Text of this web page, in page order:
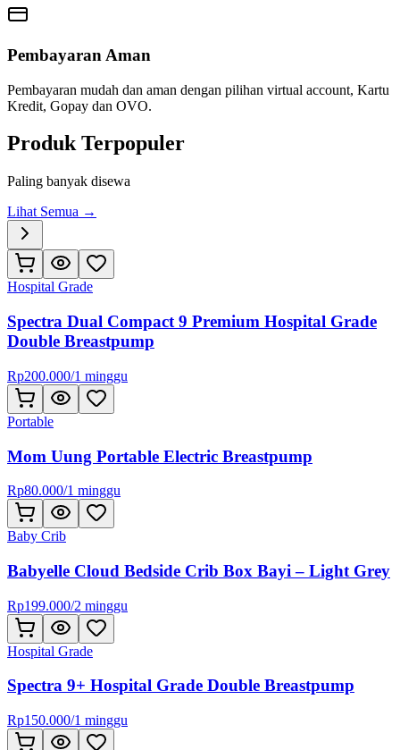
Pembayaran Aman
Pembayaran mudah dan aman dengan pilihan virtual account, Kartu
Kredit, Gopay dan OVO.
Produk Terpopuler
Paling banyak disewa
Lihat Semua →
Hospital Grade
Spectra Dual Compact 9 Premium Hospital Grade
Double Breastpump
Rp200.000/1 minggu
Portable
Mom Uung Portable Electric Breastpump
Rp80.000/1 minggu
Baby Crib
Babyelle Cloud Bedside Crib Box Bayi – Light Grey
Rp199.000/2 minggu
Hospital Grade
Spectra 9+ Hospital Grade Double Breastpump
Rp150.000/1 minggu